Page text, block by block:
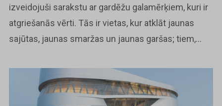
izveidojuši sarakstu ar gardēžu galamērķiem, kuri ir
atgriešanās vērti. Tās ir vietas, kur atklāt jaunas
sajūtas, jaunas smaržas un jaunas garšas; tiem,...